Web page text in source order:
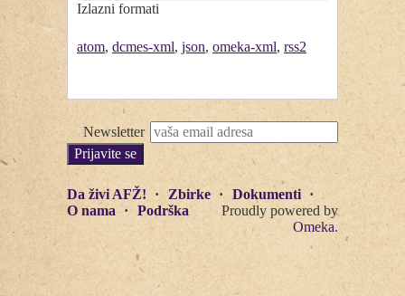
Izlazni formati
atom, dcmes-xml, json, omeka-xml, rss2
Newsletter
Da živi AFŽ! Zbirke
Dokumenti
O nama
Podrška
Proudly powered by
Omeka.